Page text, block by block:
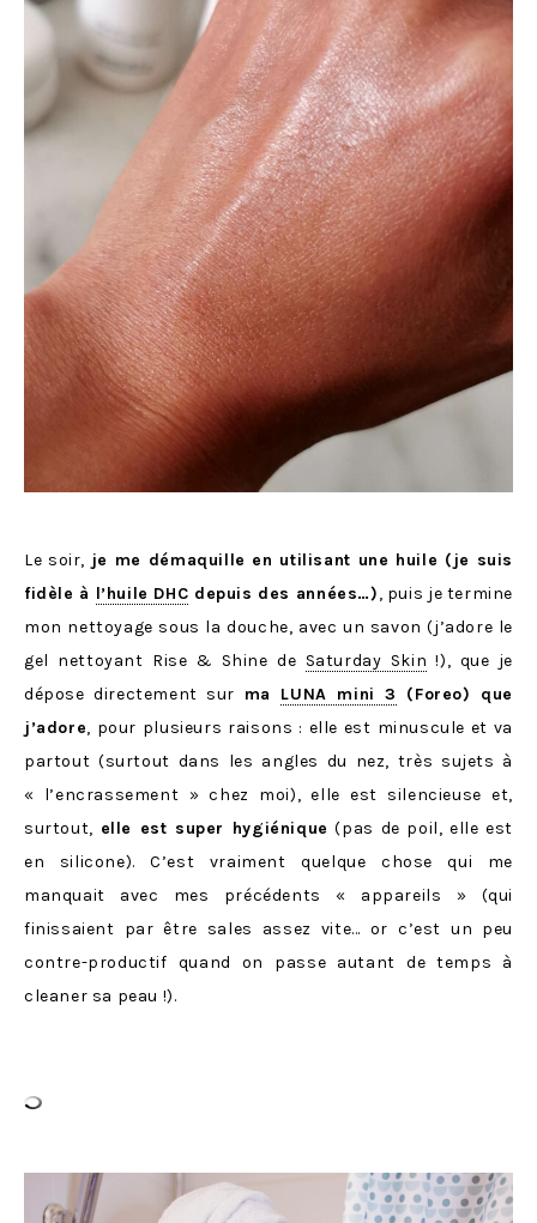
Le soir, je me démaquille en utilisant une huile (je suis
fidèle à l’huile DHC depuis des années…), puis je termine
mon nettoyage sous la douche, avec un savon (j’adore le
gel nettoyant Rise & Shine de Saturday Skin !), que je
dépose directement sur ma LUNA mini 3
(Foreo) que
j’adore, pour plusieurs raisons : elle est minuscule et va
partout (surtout dans les angles du nez, très sujets à
« l’encrassement » chez moi), elle est silencieuse et,
surtout, elle est super hygiénique (pas de poil, elle est
en silicone). C’est vraiment quelque chose qui me
manquait avec mes précédents « appareils » (qui
finissaient par être sales assez vite… or c’est un peu
contre-productif quand on passe autant de temps à
cleaner sa peau !).